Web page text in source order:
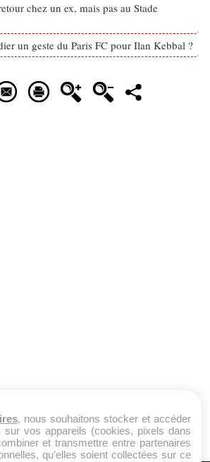
chez un ex, mais pas au Stade
un geste du Paris FC pour Ilan Kebbal ?
, nous souhaitons stocker et accéder
sur vos appareils (cookies, pixels dans
et transmettre entre partenaires
qu'elles soient collectées sur ce